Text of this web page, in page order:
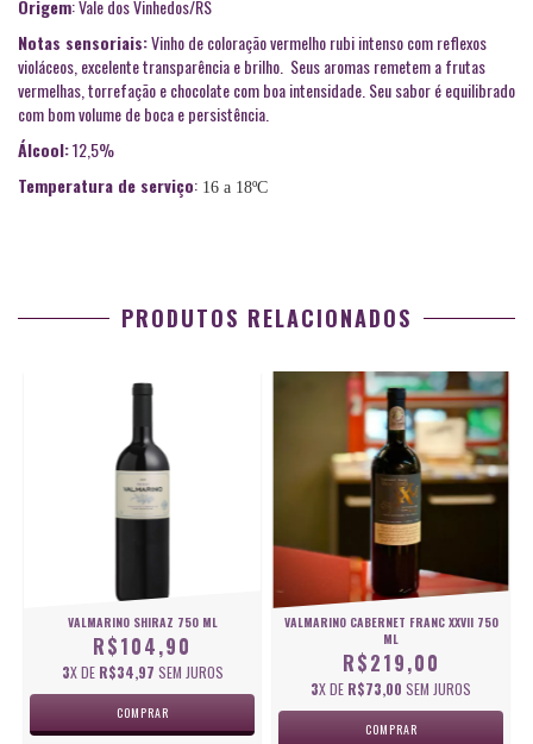
Origem: Vale dos Vinhedos/RS
Notas sensoriais:Vinho de coloração vermelho rubi intenso com reflexos
violáceos, excelente transparência e brilho. Seus aromas remetem a frutas
vermelhas, torrefação e chocolate com boa intensidade. Seu sabor é equilibrado
com bom volume de boca e persistência.
Álcool:12,5%
Temperatura de serviço: 16 a 18ºC
PRODUTOS RELACIONADOS
VALMARINO SHIRAZ 750 ML
R$104,90
3X DE R$34,97 SEM JUROS
VALMARINO CABERNET FRANC XXVII 750
ML
R$219,00
3X DE R$73,00 SEM JUROS